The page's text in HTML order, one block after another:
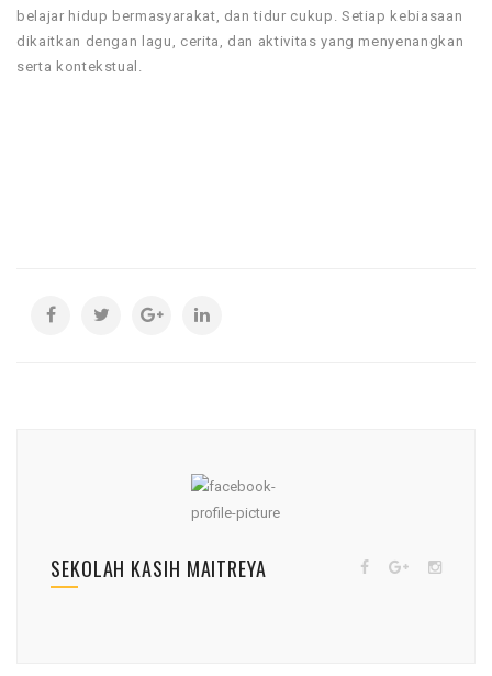
belajar hidup bermasyarakat, dan tidur cukup. Setiap kebiasaan
dikaitkan dengan lagu, cerita, dan aktivitas yang menyenangkan
serta kontekstual.
SEKOLAH KASIH MAITREYA